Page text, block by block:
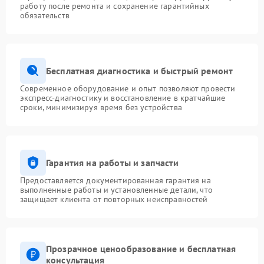
работу после ремонта и сохранение гарантийных
обязательств
Бесплатная диагностика и быстрый ремонт
Современное оборудование и опыт позволяют провести
экспресс-диагностику и восстановление в кратчайшие
сроки, минимизируя время без устройства
Гарантия на работы и запчасти
Предоставляется документированная гарантия на
выполненные работы и установленные детали, что
защищает клиента от повторных неисправностей
Прозрачное ценообразование и бесплатная
консультация